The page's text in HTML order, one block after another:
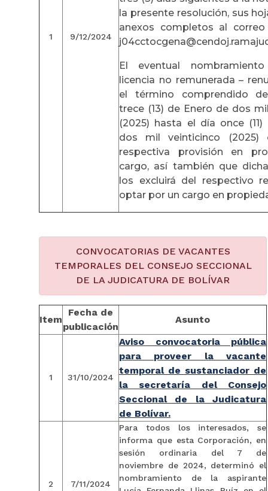
1 9/12/2024
la presente resolución, sus
anexos completos al correo
El eventual
licencia no remunerada –
el término comprendido
trece (13) de Enero de dos
(2025) hasta el día once
dos mil veinticinco
respectiva provisión en
cargo, así también que
los excluirá del respectivo
optar por un cargo en
CONVOCATORIAS DE VACANTES
TEMPORALES DEL CONSEJO SECCIONAL
DE LA JUDICATURA DE BOLÍVAR
Item
Fecha de
publicación
Asunto
1 31/10/2024
Aviso convocatoria pública
para proveer la vacante
temporal de sustanciador de
la secretaría del Consejo
Seccional de la Judicatura
de Bolívar.
2 7/11/2024
Para todos los interesados, se
informa que esta Corporación, en
sesión ordinaria del 7 de
noviembre de 2024, determinó el
nombramiento de la aspirante